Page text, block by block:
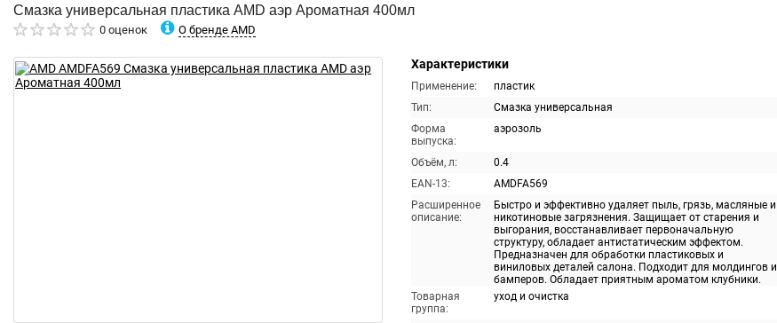
Смазка универсальная пластика AMD аэр Ароматная 400мл
0 оценок О бренде AMD
Характеристики
Применение:
пластик
Тип:
Смазка универсальная
Форма
выпуска:
аэрозоль
Объём, л:
0.4
EAN-13:
AMDFA569
Расширенное
описание:
Быстро и эффективно удаляет пыль, грязь, масляные и
никотиновые загрязнения. Защищает от старения и
выгорания, восстанавливает первоначальную
структуру, обладает антистатическим эффектом.
Предназначен для обработки пластиковых и
виниловых деталей салона. Подходит для молдингов и
бамперов. Обладает приятным ароматом клубники.
Товарная
группа:
уход и очистка